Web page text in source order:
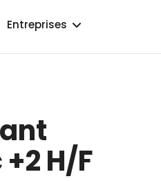
Entreprises
H/F